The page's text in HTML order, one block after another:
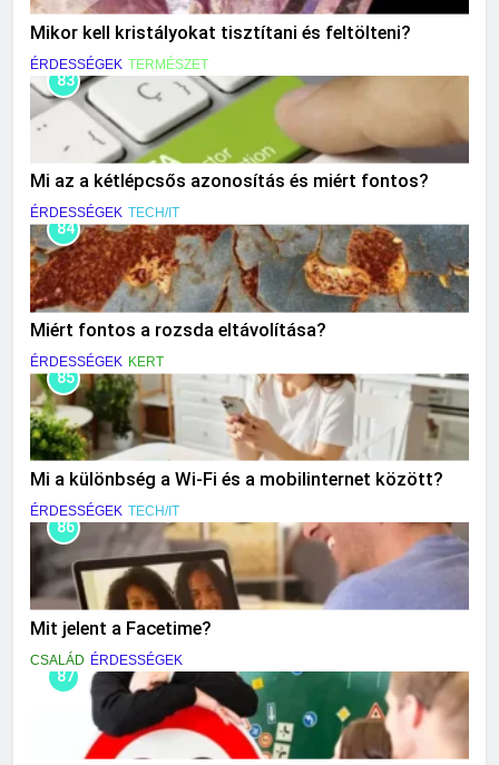
Mikor kell kristályokat tisztítani és feltölteni?
ÉRDESSÉGEK TERMÉSZET
83
Mi az a kétlépcsős azonosítás és miért fontos?
ÉRDESSÉGEK TECH/IT
84
Miért fontos a rozsda eltávolítása?
ÉRDESSÉGEK KERT
85
Mi a különbség a Wi-Fi és a mobilinternet között?
ÉRDESSÉGEK TECH/IT
86
Mit jelent a Facetime?
CSALÁD ÉRDESSÉGEK
87